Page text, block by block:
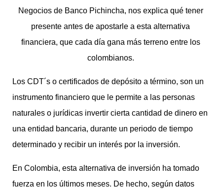
Negocios de Banco Pichincha, nos explica qué tener
presente antes de apostarle a esta alternativa
financiera, que cada día gana más terreno entre los
colombianos.
Los CDT´s o certificados de depósito a término, son un
instrumento financiero que le permite a las personas
naturales o jurídicas invertir cierta cantidad de dinero en
una entidad bancaria, durante un periodo de tiempo
determinado y recibir un interés por la inversión.
En Colombia, esta alternativa de inversión ha tomado
fuerza en los últimos meses. De hecho, según datos